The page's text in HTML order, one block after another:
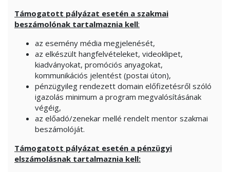
Támogatott pályázat esetén a szakmai
beszámolónak tartalmaznia kell:
az esemény média megjelenését,
az elkészült hangfelvételeket, videoklipet,
kiadványokat, promóciós anyagokat,
kommunikációs jelentést (postai úton),
pénzügyileg rendezett domain előfizetésről szóló
igazolás minimum a program megvalósításának
végéig,
az előadó/zenekar mellé rendelt mentor szakmai
beszámolóját.
Támogatott pályázat esetén a pénzügyi
elszámolásnak tartalmaznia kell: